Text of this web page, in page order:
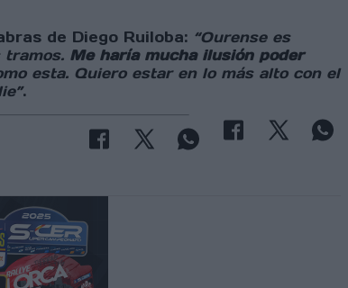
de Diego Ruiloba: “Ourense es
tramos. Me haría mucha ilusión poder
esta. Quiero estar en lo más alto con el
.